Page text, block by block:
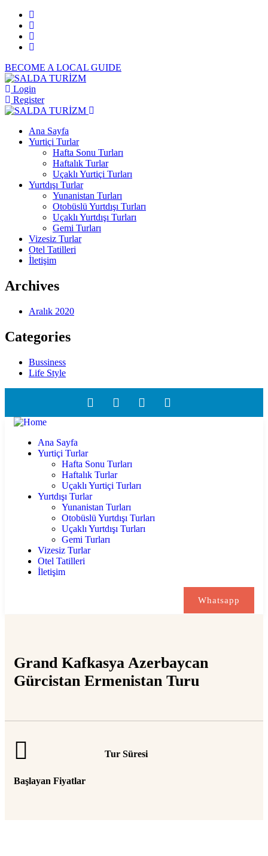
BECOME A LOCAL GUIDE
Login
Register
Ana Sayfa
Yurtiçi Turlar
Hafta Sonu Turları
Haftalık Turlar
Uçaklı Yurtiçi Turları
Yurtdışı Turlar
Yunanistan Turları
Otobüslü Yurtdışı Turları
Uçaklı Yurtdışı Turları
Gemi Turları
Vizesiz Turlar
Otel Tatilleri
İletişim
Archives
Aralık 2020
Categories
Bussiness
Life Style
Ana Sayfa
Yurtiçi Turlar
Hafta Sonu Turları
Haftalık Turlar
Uçaklı Yurtiçi Turları
Yurtdışı Turlar
Yunanistan Turları
Otobüslü Yurtdışı Turları
Uçaklı Yurtdışı Turları
Gemi Turları
Vizesiz Turlar
Otel Tatilleri
İletişim
Whatsapp
Grand Kafkasya Azerbaycan
Gürcistan Ermenistan Turu
Başlayan Fiyatlar
Tur Süresi